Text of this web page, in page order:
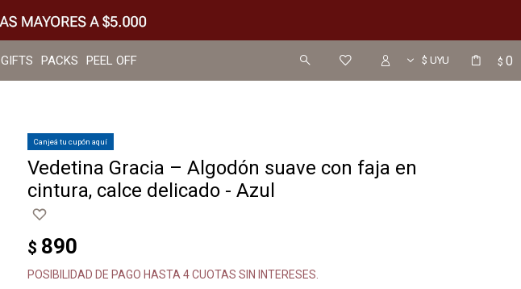
GIFTS PACKS PEEL OFF $ 0
Canjeá tu cupón aquí
Vedetina Gracia – Algodón suave con faja en
cintura, calce delicado - Azul
$ 890
POSIBILIDAD DE PAGO HASTA 4 CUOTAS SIN INTERESES.